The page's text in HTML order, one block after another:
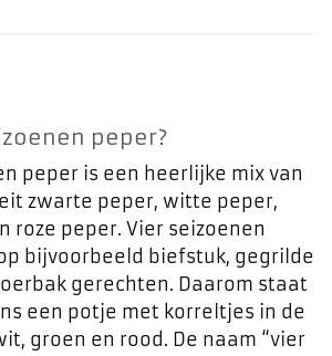
peper?
peper is een heerlijke mix van
zwarte peper, witte peper,
roze peper. Vier seizoenen
bijvoorbeeld biefstuk, gegrilde
gerechten. Daarom staat
een potje met korreltjes in de
groen en rood. De naam “vier